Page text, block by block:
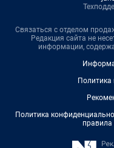
Связаться с отделом
Редакция сайта не
информации,
Политика
Политика
правила